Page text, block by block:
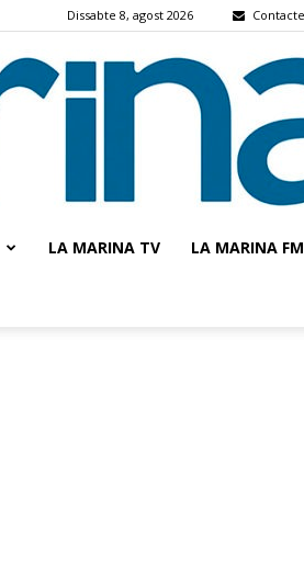
Dissabte 8, agost 2026 Contacte
LA MARINA TV LA MARINA